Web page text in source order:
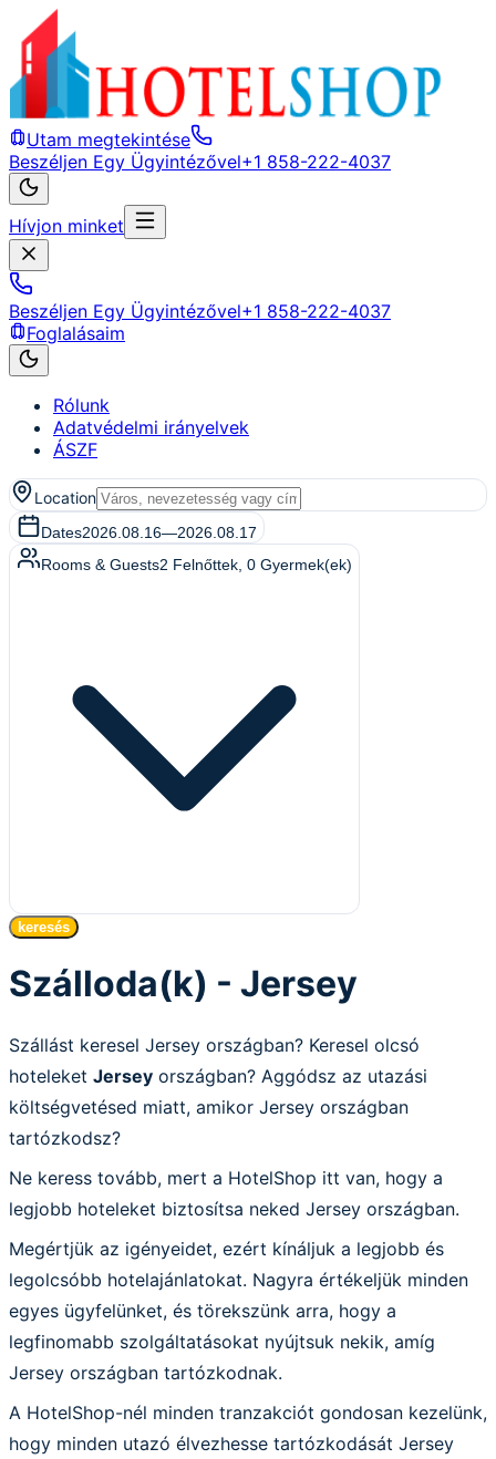
Utam megtekintése
Beszéljen Egy Ügyintézővel+1 858-222-4037
Hívjon minket
Beszéljen Egy Ügyintézővel+1 858-222-4037
Foglalásaim
Rólunk
Adatvédelmi irányelvek
ÁSZF
Location
Dates2026.08.16—2026.08.17
Rooms & Guests2 Felnőttek 0 Gyermek(ek)
keresés
Szálloda(k) - Jersey
Szállást keresel Jersey országban? Keresel olcsó
hoteleket Jersey országban? Aggódsz az utazási
költségvetésed miatt, amikor Jersey országban
tartózkodsz?
Ne keress tovább, mert a HotelShop itt van, hogy a
legjobb hoteleket biztosítsa neked Jersey országban.
Megértjük az igényeidet, ezért kínáljuk a legjobb és
legolcsóbb hotelajánlatokat. Nagyra értékeljük minden
egyes ügyfelünket, és törekszünk arra, hogy a
legfinomabb szolgáltatásokat nyújtsuk nekik, amíg
Jersey országban tartózkodnak.
A HotelShop-nél minden tranzakciót gondosan kezelünk,
hogy minden utazó élvezhesse tartózkodását Jersey